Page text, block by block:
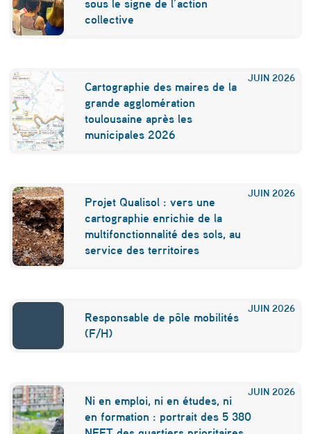
c
a
u
s
e
d
u
n
e
e
p
c
p
r
collective
JUIN 2026
Cartographie des maires de la
grande agglomération
toulousaine après les
municipales 2026
JUIN 2026
Projet Qualisol : vers une
cartographie enrichie de la
multifonctionnalité des sols, au
service des territoires
JUIN 2026
Responsable de pôle mobilités
(F/H)
JUIN 2026
Ni en emploi, ni en études, ni
en formation : portrait des 5 380